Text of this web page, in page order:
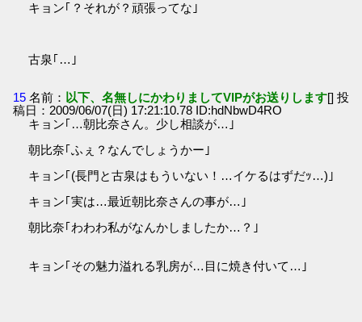
キョン｢？それが？頑張ってな｣
古泉｢…｣
15 名前： 以下、名無しにかわりましてVIPがお送りします[] 投
稿日：2009/06/07(日) 17:21:10.78 ID:hdNbwD4RO
キョン｢…朝比奈さん。少し相談が…｣
朝比奈｢ふぇ？なんでしょうかー｣
キョン｢(長門と古泉はもういない！…イケるはずだｯ…)｣
キョン｢実は…最近朝比奈さんの事が…｣
朝比奈｢わわわ私がなんかしましたか…？｣
キョン｢その魅力溢れる乳房が…目に焼き付いて…｣